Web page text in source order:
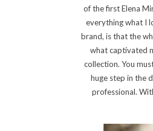
of the first Elena
everything what I
brand, is that the
what captivated
collection. You
huge step in the
professional.